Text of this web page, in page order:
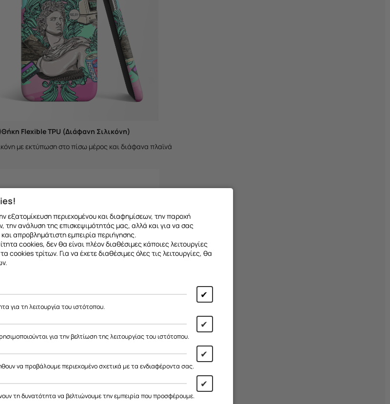
Flexible TPU (Διάφανη Σιλικόνη)
με εκτύπωση στο πίσω μέρος και διάφανα πλαϊνά
3)Θήκες Black TPU (Μαύρη Σιλικόνη)
με εκτύπωση στο πίσω μέρος και μαύρα πλαϊνά
εξατομίκευση περιεχομένου και διαφημίσεων, την παροχή
την ανάλυση της επισκεψιμότητάς μας, αλλά και για να σας
απροβλημάτιστη εμπειρία περιήγησης.
cookies, δεν θα είναι πλέον διαθέσιμες κάποιες λειτουργίες
cookies τρίτων. Για να έχετε διαθέσιμες όλες τις λειτουργίες, θα
✔
για τη λειτουργία του ιστότοπου.
✔
για την βελτίωση της λειτουργίας του ιστότοπου.
✔
να προβάλουμε περιεχομένο σχετικά με τα ενδιαφέροντα σας.
✔
τη δυνατότητα να βελτιώνουμε την εμπειρία που προσφέρουμε.